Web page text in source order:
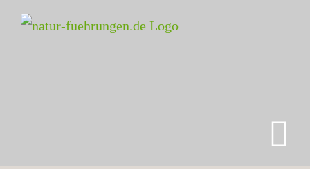
Zum
Inhalt